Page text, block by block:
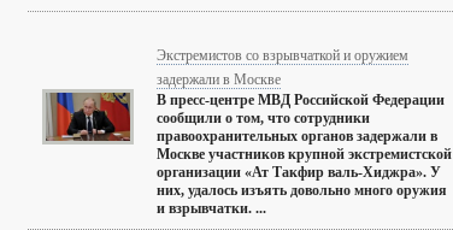
Экстремистов со взрывчаткой и оружием
задержали в Москве
В пресс-центре МВД Российской Федерации
сообщили о том, что сотрудники
правоохранительных органов задержали в
Москве участников крупной экстремистской
организации «Ат Такфир валь-Хиджра». У
них, удалось изъять довольно много оружия
и взрывчатки. ...